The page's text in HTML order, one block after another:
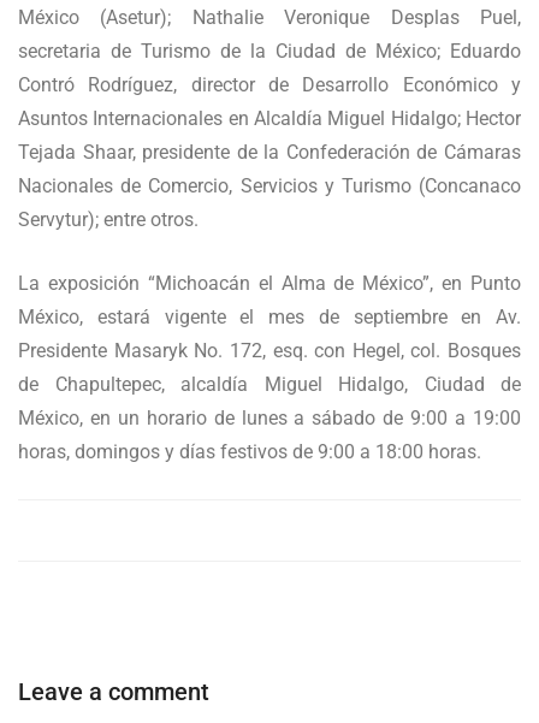
México (Asetur); Nathalie Veronique Desplas Puel,
secretaria de Turismo de la Ciudad de México; Eduardo
Contró Rodríguez, director de Desarrollo Económico y
Asuntos Internacionales en Alcaldía Miguel Hidalgo; Hector
Tejada Shaar, presidente de la Confederación de Cámaras
Nacionales de Comercio, Servicios y Turismo (Concanaco
Servytur); entre otros.
La exposición “Michoacán el Alma de México”, en Punto
México, estará vigente el mes de septiembre en Av.
Presidente Masaryk No. 172, esq. con Hegel, col. Bosques
de Chapultepec, alcaldía Miguel Hidalgo, Ciudad de
México, en un horario de lunes a sábado de 9:00 a 19:00
horas, domingos y días festivos de 9:00 a 18:00 horas.
Leave a comment